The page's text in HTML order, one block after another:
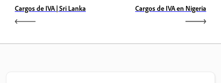
Cargos de IVA | Sri Lanka Cargos de IVA en Nigeria